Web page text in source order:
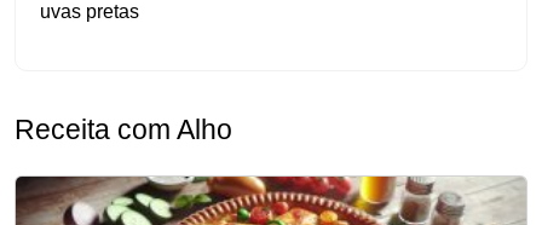
uvas pretas
Receita com Alho